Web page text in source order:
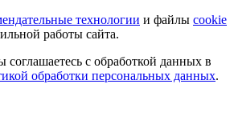
технологии и файлы cookie
работы сайта.
соглашаетесь с обработкой данных в
обработки персональных данных.